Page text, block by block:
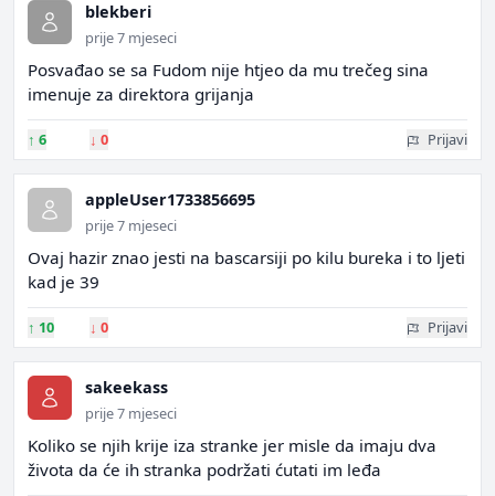
blekberi
prije 7 mjeseci
Posvađao se sa Fudom nije htjeo da mu trečeg sina
imenuje za direktora grijanja
↑ 6 ↓ 0 Prijavi
appleUser1733856695
prije 7 mjeseci
Ovaj hazir znao jesti na bascarsiji po kilu bureka i to ljeti
kad je 39
↑ 10 ↓ 0 Prijavi
sakeekass
prije 7 mjeseci
Koliko se njih krije iza stranke jer misle da imaju dva
života da će ih stranka podržati ćutati im leđa